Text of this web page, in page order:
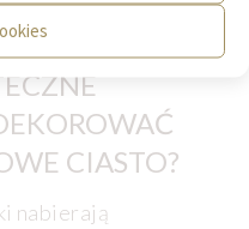
CIASTO?
nabierają